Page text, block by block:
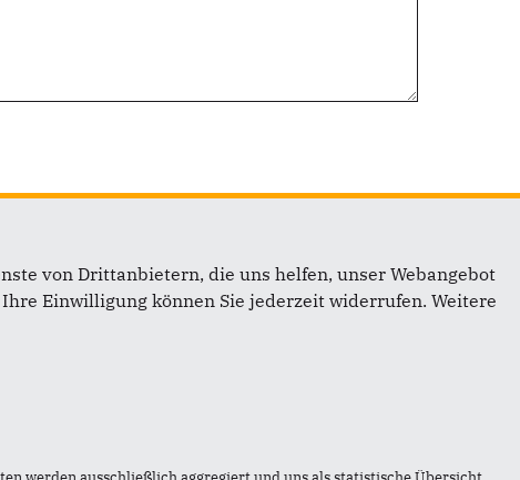
von Drittanbietern, die uns helfen, unser Webangebot
Einwilligung können Sie jederzeit widerrufen. Weitere